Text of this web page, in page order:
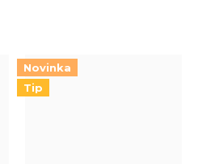
Novinka
Tip